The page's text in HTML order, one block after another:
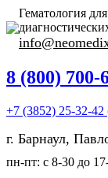
Гематология
8 (800) 700-
+7 (3852) 25-32-42
г. Барнаул,
пн-пт: с 8-30 до